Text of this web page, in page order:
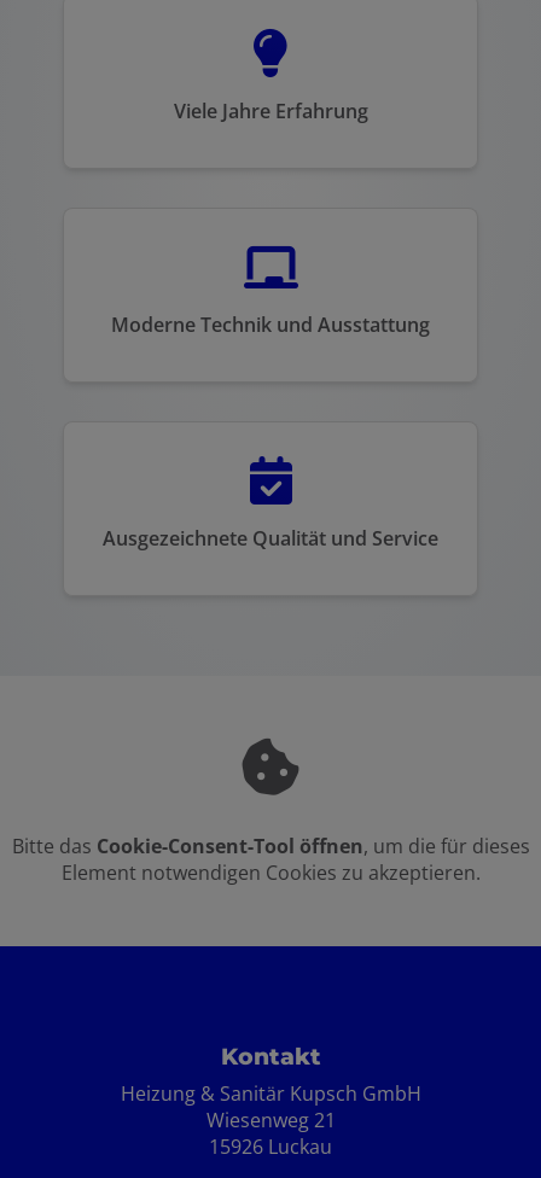
Viele Jahre Erfahrung
Moderne Technik und Ausstattung
Ausgezeichnete Qualität und Service
Bitte das Cookie-Consent-Tool öffnen, um die für dieses
Element notwendigen Cookies zu akzeptieren.
Kontakt
Heizung & Sanitär Kupsch GmbH
Wiesenweg 21
15926 Luckau